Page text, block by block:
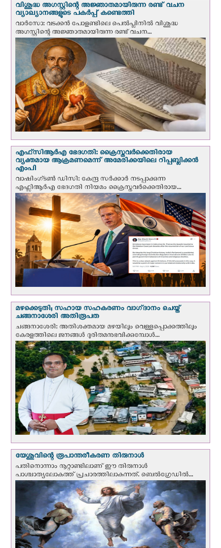
വിശുദ്ധ അഗസ്റ്റിന്റെ അജ്ഞാതമായിരുന്ന രണ്ട് വചന
വ്യാഖ്യാനങ്ങളുടെ പകര്‍പ്പ് കണ്ടെത്തി
വാര്‍സോ: വടക്കൻ പോളണ്ടിലെ പെൽപ്ലിനില്‍ വിശുദ്ധ
അഗസ്റ്റിന്റെ അജ്ഞാതമായിരുന്ന രണ്ട് വചന...
എഫ്‌സി‌ആര്‍‌എ ഭേദഗതി: ക്രൈസ്തവർക്കെതിരായ
വ്യക്തമായ ആക്രമണമെന്ന് അമേരിക്കയിലെ റിപ്പബ്ലിക്കൻ
എംപി
വാഷിംഗ്ടണ്‍ ഡി‌സി: കേന്ദ്ര സർക്കാർ നടപ്പാക്കുന്ന
എഫ്സിആർഎ ഭേദഗതി നിയമം ക്രൈസ്തവർക്കെതിരായ...
മഴക്കെടുതി; സഹായ സഹകരണം വാഗ്‌ദാനം ചെയ്ത്
ചങ്ങനാശേരി അതിരൂപത
ചങ്ങനാശേരി: അതിശക്തമായ മഴയിലും വെള്ളപ്പൊക്കത്തിലും
കേരളത്തിലെ ജനങ്ങൾ ദുരിതമനുഭവിക്കുമ്പോൾ...
യേശുവിന്റെ രൂപാന്തരീകരണ തിരുനാള്‍
പതിനൊന്നാം നൂറ്റാണ്ടിലാണ് ഈ തിരുനാള്‍
പാശ്ചാത്യലോകത്ത് പ്രചാരത്തിലാകുന്നത്. ബെല്‍ഗ്രേഡില്‍...